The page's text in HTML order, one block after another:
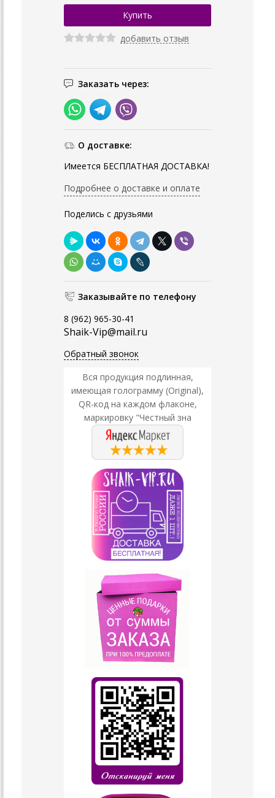
добавить отзыв
Заказать через:
О доставке:
Имеется БЕСПЛАТНАЯ ДОСТАВКА!
Подробнее о доставке и оплате
Поделись с друзьями
Заказывайте по телефону
8 (962) 965-30-41
Shaik-Vip@mail.ru
Обратный звонок
Вся продукция подлинная,
имеющая голограмму (Original),
QR-код на каждом флаконе,
маркировку "Честный зна